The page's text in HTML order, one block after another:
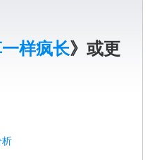
样疯长》或更
析